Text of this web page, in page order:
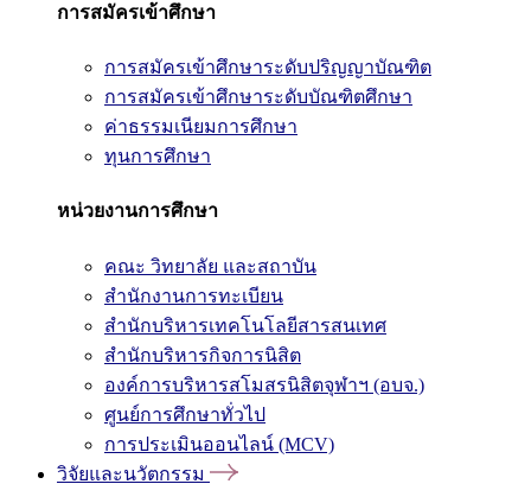
การสมัครเข้าศึกษา
การสมัครเข้าศึกษาระดับปริญญาบัณฑิต
การสมัครเข้าศึกษาระดับบัณฑิตศึกษา
ค่าธรรมเนียมการศึกษา
ทุนการศึกษา
หน่วยงานการศึกษา
คณะ วิทยาลัย และสถาบัน
สำนักงานการทะเบียน
สำนักบริหารเทคโนโลยีสารสนเทศ
สำนักบริหารกิจการนิสิต
องค์การบริหารสโมสรนิสิตจุฬาฯ (อบจ.)
ศูนย์การศึกษาทั่วไป
การประเมินออนไลน์ (MCV)
วิจัยและนวัตกรรม